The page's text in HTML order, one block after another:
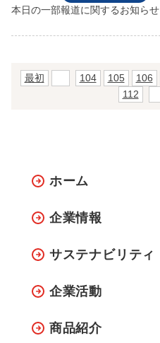
本日の一部報道に関するお知らせ
最初 104 105 106
112
ホーム
企業情報
サステナビリティ
企業活動
商品紹介